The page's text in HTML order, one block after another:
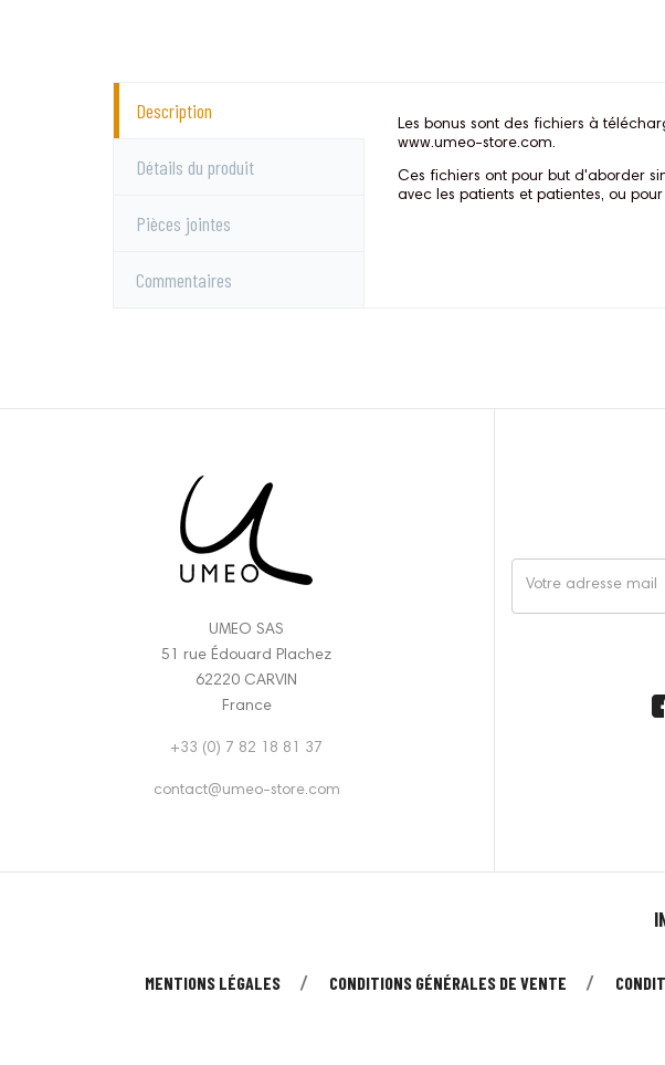
Description
Détails du produit
Pièces jointes
Commentaires
Les bonus sont des fichiers à
www.umeo-store.com.
Ces fichiers ont pour but d'aborder
avec les patients et patientes, ou
UMEO SAS
51 rue Édouard Plachez
62220 CARVIN
France
+33 (0) 7 82 18 81 37
contact@umeo-store.com
MENTIONS LÉGALES CONDITIONS GÉNÉRALES DE VENTE